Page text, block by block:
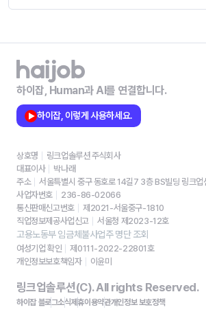
하이잡, Human과 AI를 연결합니다.
하이잡, 이렇게 사용하세요.
상호명
링크업솔루션 주식회사
대표이사
박나래
주소
서울특별시 중구 동호로 14길7 3층 BS빌딩 링크업
사업자번호
236-86-02066
통신판매신고번호
제2021-서울중구-1810
직업정보제공사업신고
서울청 제2023-12호
고용노동부 임금체불사업주 명단 조회
여성기업 확인
제0111-2022-22801호
개인정보보호책임자
이윤미
링크업솔루션(C). All rights Reserved.
하이잡 블로그소식제휴이용약관개인정보 보호정책